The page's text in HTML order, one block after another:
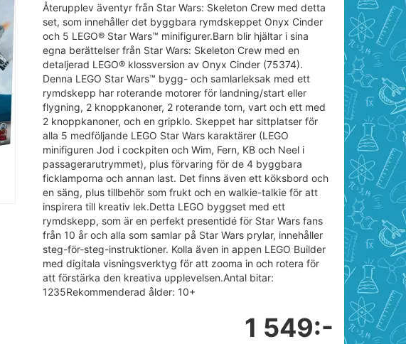
Återupplev äventyr från Star Wars: Skeleton Crew med detta
set, som innehåller det byggbara rymdskeppet Onyx Cinder
och 5 LEGO® Star Wars™ minifigurer.Barn blir hjältar i sina
egna berättelser från Star Wars: Skeleton Crew med en
detaljerad LEGO® klossversion av Onyx Cinder (75374).
Denna LEGO Star Wars™ bygg- och samlarleksak med ett
rymdskepp har roterande motorer för landning/start eller
flygning, 2 knoppkanoner, 2 roterande torn, vart och ett med
2 knoppkanoner, och en gripklo. Skeppet har sittplatser för
alla 5 medföljande LEGO Star Wars karaktärer (LEGO
minifiguren Jod i cockpiten och Wim, Fern, KB och Neel i
passagerarutrymmet), plus förvaring för de 4 byggbara
ficklamporna och annan last. Det finns även ett köksbord och
en säng, plus tillbehör som frukt och en walkie-talkie för att
inspirera till kreativ lek.Detta LEGO byggset med ett
rymdskepp, som är en perfekt presentidé för Star Wars fans
från 10 år och alla som samlar på Star Wars prylar, innehåller
steg-för-steg-instruktioner. Kolla även in appen LEGO Builder
med digitala visningsverktyg för att zooma in och rotera för
att förstärka den kreativa upplevelsen.Antal bitar:
1235Rekommenderad ålder: 10+
1 549:-